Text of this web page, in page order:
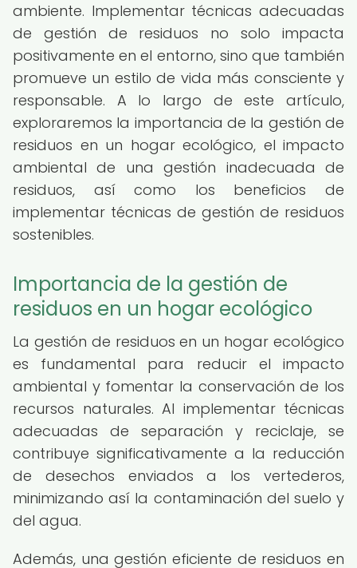
ambiente. Implementar técnicas adecuadas
de gestión de residuos no solo impacta
positivamente en el entorno, sino que también
promueve un estilo de vida más consciente y
responsable. A lo largo de este artículo,
exploraremos la importancia de la gestión de
residuos en un hogar ecológico, el impacto
ambiental de una gestión inadecuada de
residuos, así como los beneficios de
implementar técnicas de gestión de residuos
sostenibles.
Importancia de la gestión de
residuos en un hogar ecológico
La gestión de residuos en un hogar ecológico
es fundamental para reducir el impacto
ambiental y fomentar la conservación de los
recursos naturales. Al implementar técnicas
adecuadas de separación y reciclaje, se
contribuye significativamente a la reducción
de desechos enviados a los vertederos,
minimizando así la contaminación del suelo y
del agua.
Además, una gestión eficiente de residuos en